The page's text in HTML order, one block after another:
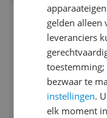
Vergelijken
Bekijk product
gelden alleen
leveranciers
bezwaar te
instellingen.
elk moment